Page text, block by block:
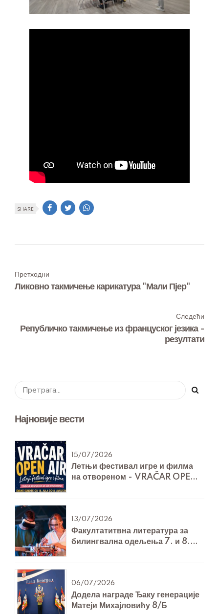
SHARE
Претходни
Ликовно такмичење карикатура "Мали Пјер"
Следећи
Републичко такмичење из француског језика -
резултати
Најновије вести
15/07/2026
Летњи фестивал игре и филма
на отвореном - VRAČAR OPEN
13/07/2026
Факултатитвна литература за
билингвална одељења 7. и 8.
06/07/2026
Додела награде Ђаку генерације
Матеји Михајловићу 8/Б